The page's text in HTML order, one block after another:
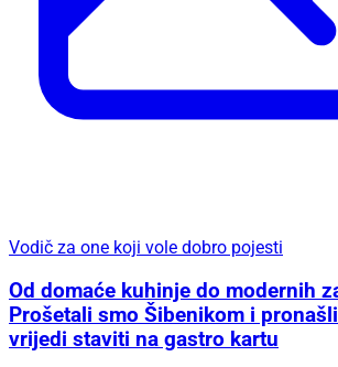
Vodič za one koji vole dobro pojesti
Od domaće kuhinje do modernih
Prošetali smo Šibenikom i
vrijedi staviti na gastro kartu